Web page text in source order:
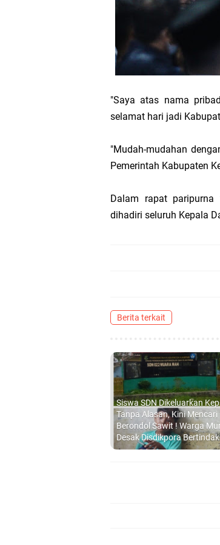
"Saya atas nama
selamat hari jadi
"Mudah-mudahan
Pemerintah Kabupaten
Dalam rapat paripurna
dihadiri seluruh Kepala
Berita terkait
Siswa SDN Dikeluarkan
Tanpa Alasan, Kini Mencari
Berondol Sawit ! Warga
Desak Disdikpora Bertindak